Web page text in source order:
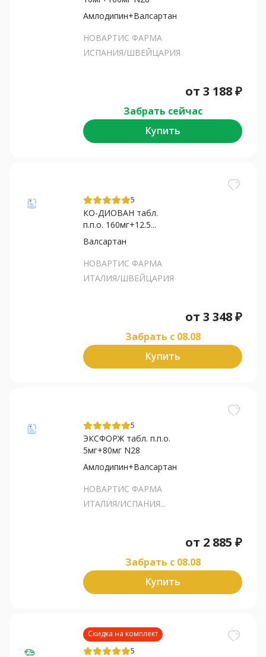
Амлодипин+Валсартан
НОВАРТИС ФАРМА
ИСПАНИЯ/ШВЕЙЦАРИЯ
от 3 188₽
Забрать сейчас
Купить
5
КО-ДИОВАН табл.
п.п.о. 160мг+12.5...
Валсартан
НОВАРТИС ФАРМА
ИТАЛИЯ/ШВЕЙЦАРИЯ
от 3 348₽
Забрать c 08.08
Купить
5
ЭКСФОРЖ табл. п.п.о.
5мг+80мг N28
Амлодипин+Валсартан
НОВАРТИС ФАРМА
ИТАЛИЯ/ИСПАНИЯ...
от 2 885 ₽
Забрать c 08.08
Купить
Скидка на комплект
5